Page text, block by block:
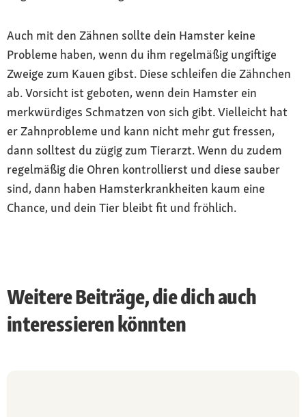
Auch mit den Zähnen sollte dein Hamster keine
Probleme haben, wenn du ihm regelmäßig ungiftige
Zweige zum Kauen gibst. Diese schleifen die Zähnchen
ab. Vorsicht ist geboten, wenn dein Hamster ein
merkwürdiges Schmatzen von sich gibt. Vielleicht hat
er Zahnprobleme und kann nicht mehr gut fressen,
dann solltest du zügig zum Tierarzt. Wenn du zudem
regelmäßig die Ohren kontrollierst und diese sauber
sind, dann haben Hamsterkrankheiten kaum eine
Chance, und dein Tier bleibt fit und fröhlich.
Weitere Beiträge, die dich auch
interessieren könnten